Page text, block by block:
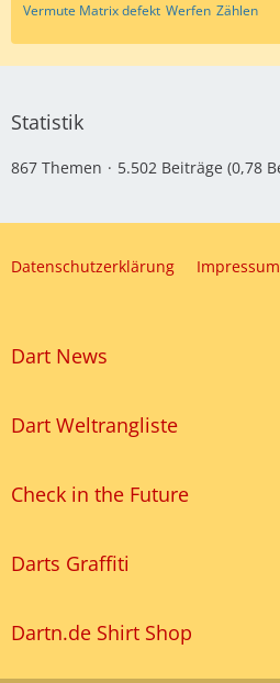
Vermute Matrix defekt Werfen Zählen
Statistik
867 Themen 5.502 Beiträge (0,78
Datenschutzerklärung Impressum
Dart News
Dart Weltrangliste
Check in the Future
Darts Graffiti
Dartn.de Shirt Shop